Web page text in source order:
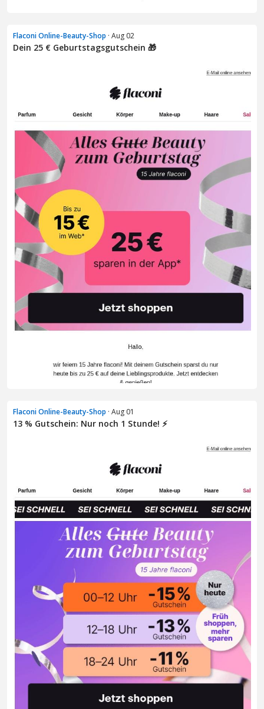
Flaconi Online-Beauty-Shop · Aug 02
Dein 25 € Geburtstagsgutschein 🎁
Flaconi Online-Beauty-Shop · Aug 01
13 % Gutschein: Nur noch 1 Stunde! ⚡